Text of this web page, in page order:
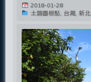
2018-01-28
土調圖根點, 台灣, 新北